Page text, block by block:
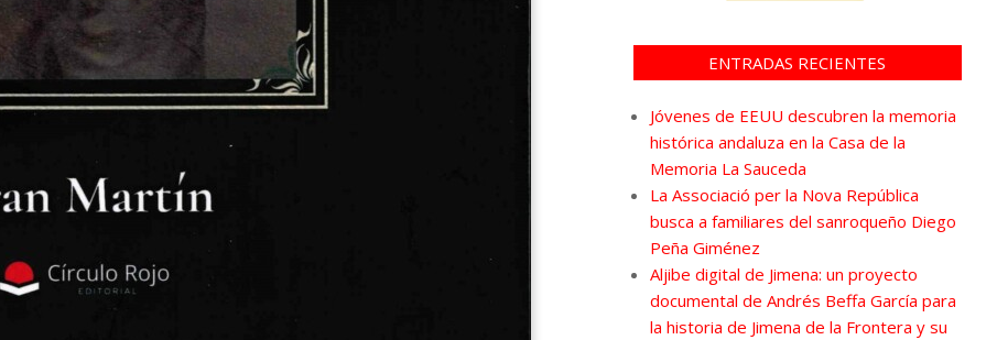
ENTRADAS RECIENTES
Jóvenes de EEUU descubren la memoria
histórica andaluza en la Casa de la
Memoria La Sauceda
La Associació per la Nova República
busca a familiares del sanroqueño Diego
Peña Giménez
Aljibe digital de Jimena: un proyecto
documental de Andrés Beffa García para
la historia de Jimena de la Frontera y su